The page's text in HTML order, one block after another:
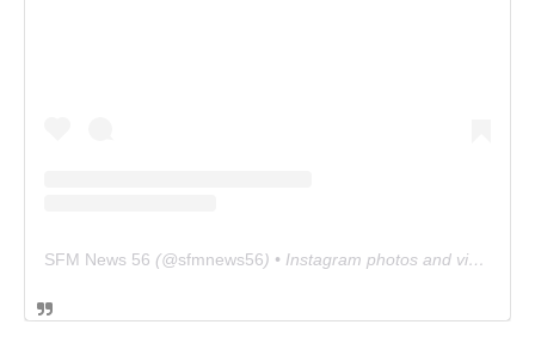
SFM News 56 (@sfmnews56) • Instagram photos and videos